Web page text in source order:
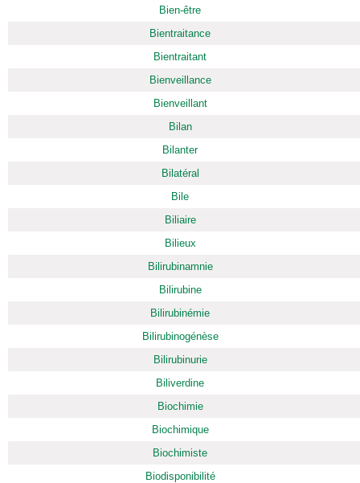
Bien-être
Bientraitance
Bientraitant
Bienveillance
Bienveillant
Bilan
Bilanter
Bilatéral
Bile
Biliaire
Bilieux
Bilirubinamnie
Bilirubine
Bilirubinémie
Bilirubinogénèse
Bilirubinurie
Biliverdine
Biochimie
Biochimique
Biochimiste
Biodisponibilité